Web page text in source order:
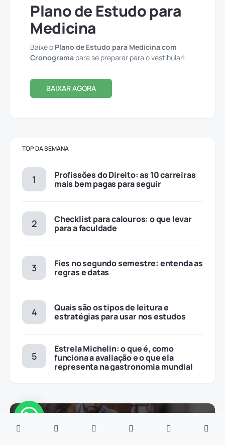
Plano de Estudo para
Medicina
Baixe o Plano de Estudo para Medicina com
Cronograma para se preparar para o vestibular!
BAIXAR AGORA
TOP DA SEMANA
Profissões do Direito: as 10 carreiras
mais bem pagas para seguir
Checklist para calouros: o que levar
para a faculdade
Fies no segundo semestre: entenda as
regras e datas
Quais são os tipos de leitura e
estratégias para usar nos estudos
Estrela Michelin: o que é, como
funciona a avaliação e o que ela
representa na gastronomia mundial
Bolsas e financiamentos